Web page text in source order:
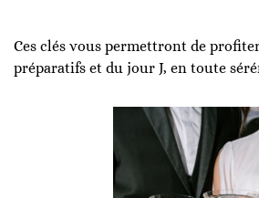
Ces clés vous permettront de
préparatifs et du jour J, en toute